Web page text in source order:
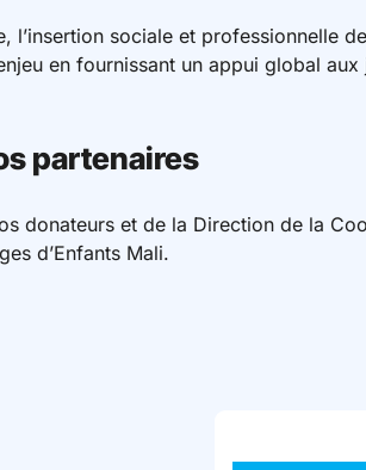
sociale et professionnelle
en fournissant un appui global aux
partenaires
donateurs et de la Direction de la
d’Enfants Mali.